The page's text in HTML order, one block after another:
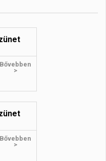
Bővebben
>
Bővebben
>